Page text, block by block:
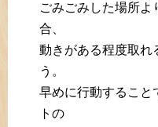
ごみごみした場所
合、
動きがある程度取れ
う。
早めに行動すること
トの